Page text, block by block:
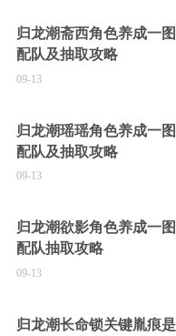
归龙潮斋西角色养成一
配队及抽取攻略
09-13
归龙潮瑶瑶角色养成一
配队及抽取攻略
09-13
归龙潮欲影角色养成一
配队抽取攻略
09-13
归龙潮长命锁关键胤痕